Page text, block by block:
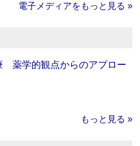
電子メディアをもっと見る »
薬学的観点からのアプロー
もっと見る »